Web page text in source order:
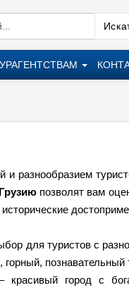
и разнообразием
позволят вам
для туристов с
познавательный
красивый город с